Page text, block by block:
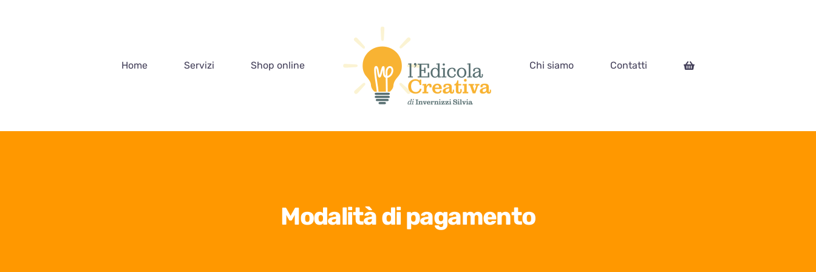
Home Servizi Shop online Chi siamo Contatti
Modalità di pagamento